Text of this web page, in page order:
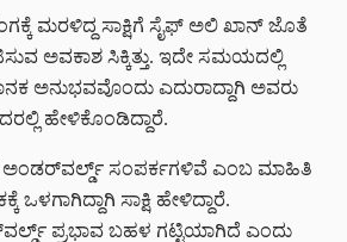
ಮರಳಿದ್ದ ಸಾಕ್ಷಿಗೆ ಸೈಫ್ ಅಲಿ ಖಾನ್ ಜೊತೆ
ಅವಕಾಶ ಸಿಕ್ಕಿತ್ತು. ಇದೇ ಸಮಯದಲ್ಲಿ
ಅನುಭವವೊಂದು ಎದುರಾದ್ದಾಗಿ ಅವರು
ಹೇಳಿಕೊಂಡಿದ್ದಾರೆ.
ಅಂಡರ್‌ವರ್ಲ್ಡ್ ಸಂಪರ್ಕಗಳಿವೆ ಎಂಬ ಮಾಹಿತಿ
ಒಳಗಾಗಿದ್ದಾಗಿ ಸಾಕ್ಷಿ ಹೇಳಿದ್ದಾರೆ.
ಪ್ರಭಾವ ಬಹಳ ಗಟ್ಟಿಯಾಗಿದೆ ಎಂದು